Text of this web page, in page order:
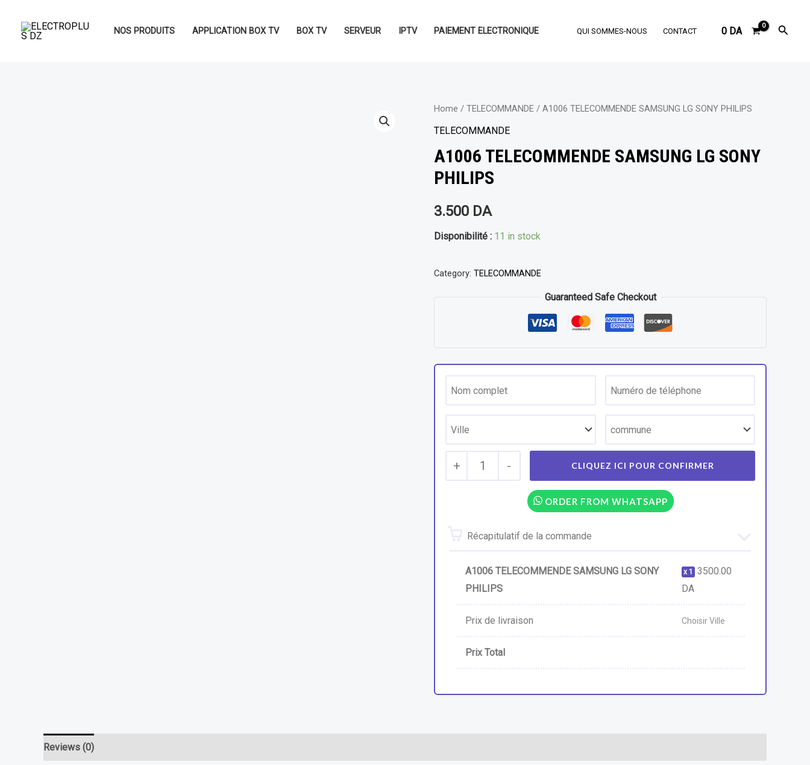
contenu
NOS PRODUITS APPLICATION BOX TV BOX TV SERVEUR IPTV PAIEMENT ELECTRONIQUE QUI SOMMES-NOUS CONTACT 0 DA
Home / TELECOMMANDE / A1006 TELECOMMENDE SAMSUNG LG SONY PHILIPS
TELECOMMANDE
A1006 TELECOMMENDE SAMSUNG LG SONY
PHILIPS
3.500 DA
Disponibilité : 11 in stock
Category: TELECOMMANDE
Guaranteed Safe Checkout
+ 1 -
ORDER FROM WHATSAPP
Récapitulatif de la commande
A1006 TELECOMMENDE SAMSUNG LG SONY
PHILIPS
1
3500.00
DA
Prix de livraison Choisir Ville
Prix Total
Reviews (0)